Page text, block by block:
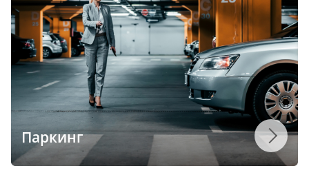
Паркинг